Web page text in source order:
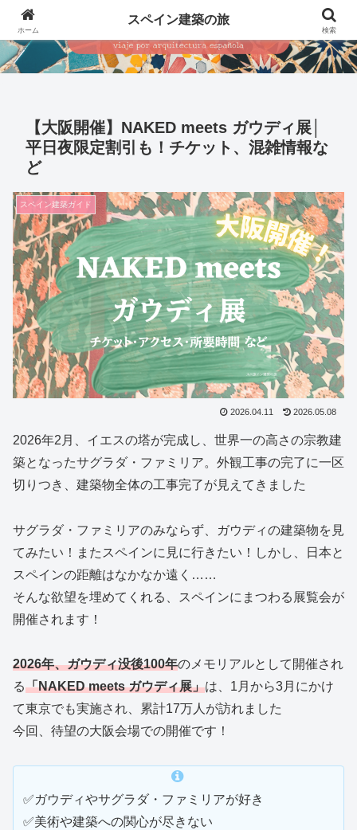
【大阪開催】NAKED meets ガウディ展│
平日夜限定割引も！チケット、混雑情報な
ど
スペイン建築ガイド
2026.04.11 2026.05.08
2026年2月、イエスの塔が完成し、世界一の高さの宗教建
築となったサグラダ・ファミリア。外観工事の完了に一区
切りつき、建築物全体の工事完了が見えてきました
サグラダ・ファミリアのみならず、ガウディの建築物を見
てみたい！またスペインに見に行きたい！しかし、日本と
スペインの距離はなかなか遠く……
そんな欲望を埋めてくれる、スペインにまつわる展覧会が
開催されます！
2026年、ガウディ没後100年のメモリアルとして開催され
る「NAKED meets ガウディ展」は、1月から3月にかけ
て東京でも実施され、累計17万人が訪れました
今回、待望の大阪会場での開催です！
✅ガウディやサグラダ・ファミリアが好き
✅美術や建築への関心が尽きない
ホーム
スペイン建築の旅
検索